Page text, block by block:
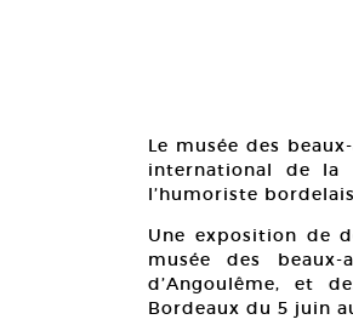
Le musée des
international de la
l’humoriste
Une exposition de
musée des
d’Angoulême, et
Bordeaux du 5 juin